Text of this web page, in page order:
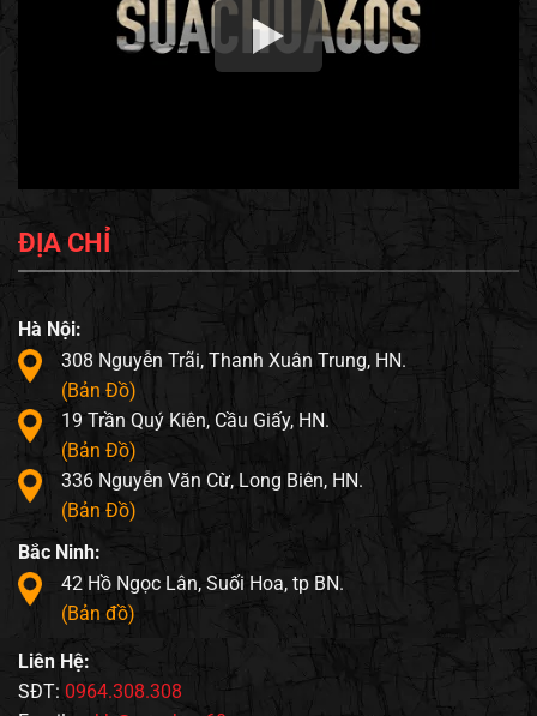
ĐỊA CHỈ
Hà Nội:
308 Nguyễn Trãi, Thanh Xuân Trung, HN.
(Bản Đồ)
19 Trần Quý Kiên, Cầu Giấy, HN.
(Bản Đồ)
336 Nguyễn Văn Cừ, Long Biên, HN.
(Bản Đồ)
Bắc Ninh:
42 Hồ Ngọc Lân, Suối Hoa, tp BN.
(Bản đồ)
Liên Hệ:
SĐT: 0964.308.308